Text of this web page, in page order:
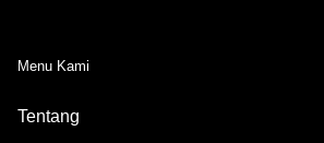
Menu Kami
Tentang